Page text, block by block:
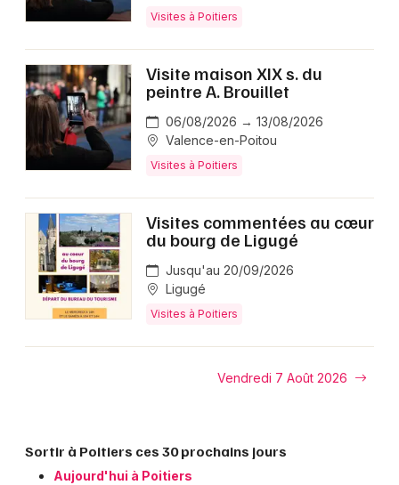
Visites à Poitiers
Visite maison XIX s. du
peintre A. Brouillet
06/08/2026 → 13/08/2026
Valence-en-Poitou
Visites à Poitiers
Visites commentées au cœur
du bourg de Ligugé
Jusqu'au 20/09/2026
Ligugé
Visites à Poitiers
Vendredi 7 Août 2026
Sortir à Poitiers ces 30 prochains jours
Aujourd'hui à Poitiers